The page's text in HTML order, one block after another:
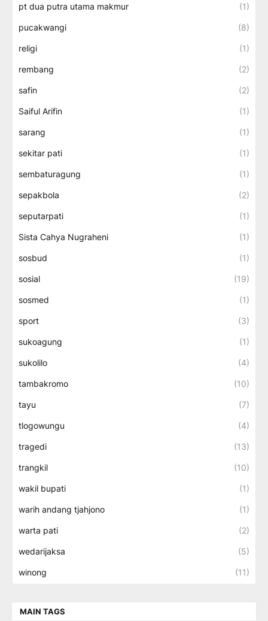
pt dua putra utama makmur (1)
pucakwangi (8)
religi (1)
rembang (2)
safin (2)
Saiful Arifin (1)
sarang (1)
sekitar pati (1)
sembaturagung (1)
sepakbola (2)
seputarpati (1)
Sista Cahya Nugraheni (1)
sosbud (1)
sosial (19)
sosmed (1)
sport (3)
sukoagung (1)
sukolilo (4)
tambakromo (10)
tayu (7)
tlogowungu (4)
tragedi (13)
trangkil (10)
wakil bupati (1)
warih andang tjahjono (1)
warta pati (2)
wedarijaksa (5)
winong (11)
MAIN TAGS